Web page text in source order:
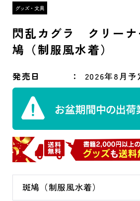
閃乱カグラ クリーナ
鳩（制服風水着）
発売日 2026年8月予
斑鳩（制服風水着）